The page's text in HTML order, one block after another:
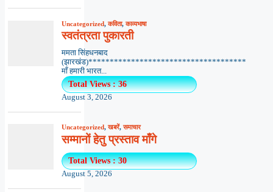
Uncategorized,कविता,काव्यभाषा
स्वतंत्रता पुकारती
ममता सिंहधनबाद
(झारखंड)*************************************
माँ हमारी भारत...
Total Views : 36
August 3, 2026
Uncategorized,खबरें,समाचार
सम्मानों हेतु प्रस्ताव माँगे
Total Views : 30
August 5, 2026